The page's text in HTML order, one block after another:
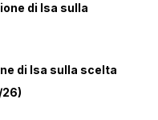
di Isa sulla
di Isa sulla scelta